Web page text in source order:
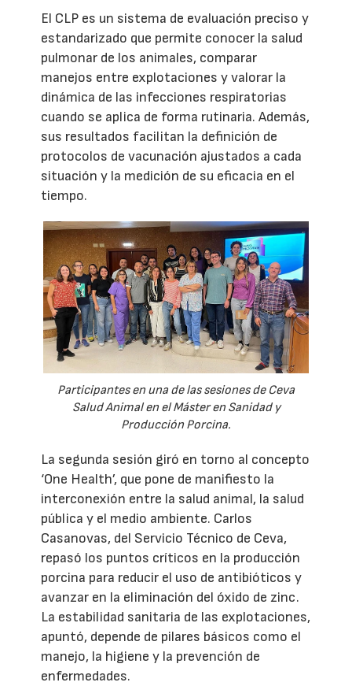
El CLP es un sistema de evaluación preciso y
estandarizado que permite conocer la salud
pulmonar de los animales, comparar
manejos entre explotaciones y valorar la
dinámica de las infecciones respiratorias
cuando se aplica de forma rutinaria. Además,
sus resultados facilitan la definición de
protocolos de vacunación ajustados a cada
situación y la medición de su eficacia en el
tiempo.
Participantes en una de las sesiones de Ceva
Salud Animal en el Máster en Sanidad y
Producción Porcina.
La segunda sesión giró en torno al concepto
‘One Health’, que pone de manifiesto la
interconexión entre la salud animal, la salud
pública y el medio ambiente. Carlos
Casanovas, del Servicio Técnico de Ceva,
repasó los puntos críticos en la producción
porcina para reducir el uso de antibióticos y
avanzar en la eliminación del óxido de zinc.
La estabilidad sanitaria de las explotaciones,
apuntó, depende de pilares básicos como el
manejo, la higiene y la prevención de
enfermedades.